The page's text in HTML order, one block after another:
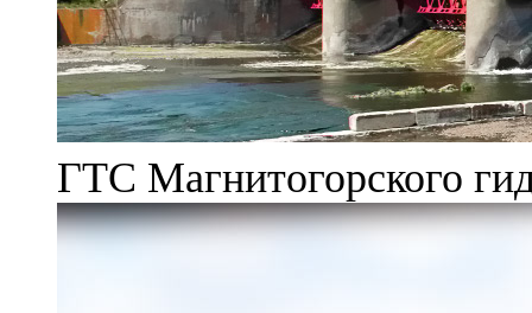
ГТС Магнитогорского